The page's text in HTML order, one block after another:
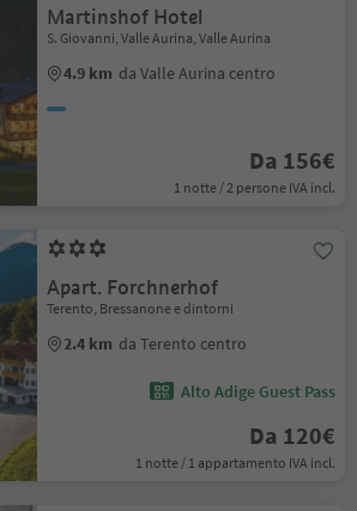
Martinshof Hotel
S. Giovanni, Valle Aurina, Valle Aurina
4.9 km da Valle Aurina centro
Da 156€
1 notte / 2 persone IVA incl.
Apart. Forchnerhof
Terento, Bressanone e dintorni
2.4 km da Terento centro
Alto Adige Guest Pass
Da 120€
1 notte / 1 appartamento IVA incl.